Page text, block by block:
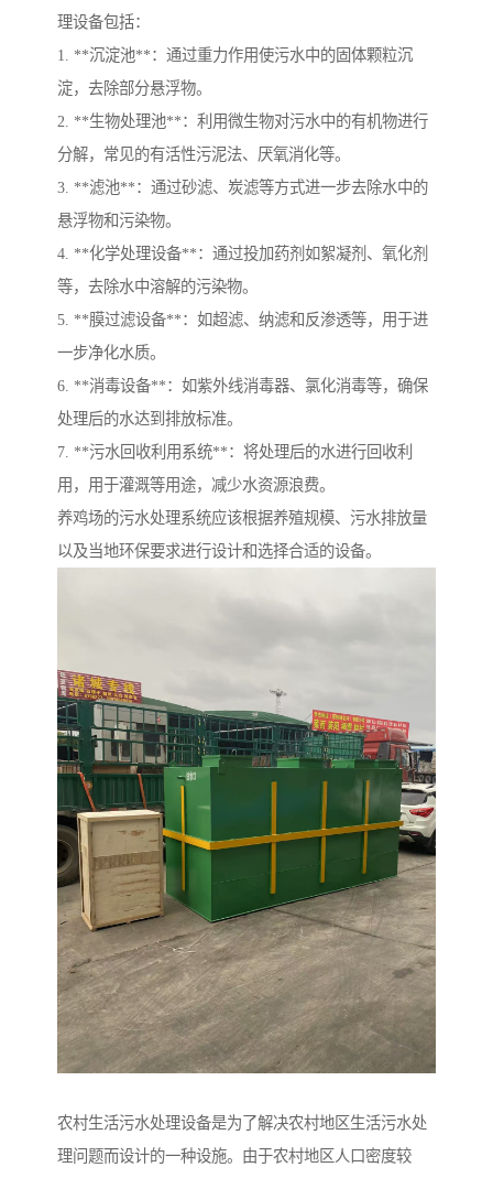
理设备包括：
1. **沉淀池**：通过重力作用使污水中的固体颗粒沉
淀，去除部分悬浮物。
2. **生物处理池**：利用微生物对污水中的有机物进行
分解，常见的有活性污泥法、厌氧消化等。
3. **滤池**：通过砂滤、炭滤等方式进一步去除水中的
悬浮物和污染物。
4. **化学处理设备**：通过投加药剂如絮凝剂、氧化剂
等，去除水中溶解的污染物。
5. **膜过滤设备**：如超滤、纳滤和反渗透等，用于进
一步净化水质。
6. **消毒设备**：如紫外线消毒器、氯化消毒等，确保
处理后的水达到排放标准。
7. **污水回收利用系统**：将处理后的水进行回收利
用，用于灌溉等用途，减少水资源浪费。
养鸡场的污水处理系统应该根据养殖规模、污水排放量
以及当地环保要求进行设计和选择合适的设备。
农村生活污水处理设备是为了解决农村地区生活污水处
理问题而设计的一种设施。由于农村地区人口密度较